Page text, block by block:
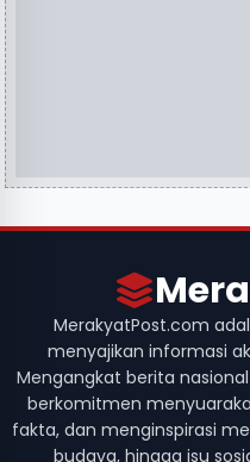
MerakyatPost.com
menyajikan informasi
Mengangkat berita
berkomitmen
fakta, dan menginspirasi
budaya, hingga isu